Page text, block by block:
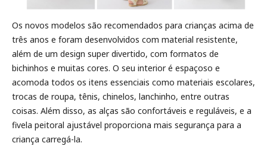
Os novos modelos são recomendados para crianças acima de
três anos e foram desenvolvidos com material resistente,
além de um design super divertido, com formatos de
bichinhos e muitas cores. O seu interior é espaçoso e
acomoda todos os itens essenciais como materiais escolares,
trocas de roupa, tênis, chinelos, lanchinho, entre outras
coisas. Além disso, as alças são confortáveis e reguláveis, e a
fivela peitoral ajustável proporciona mais segurança para a
criança carregá-la.